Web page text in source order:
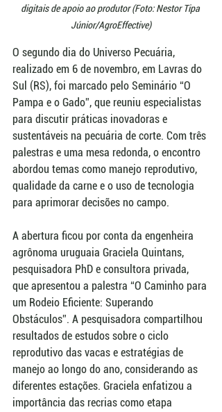
digitais de apoio ao produtor (Foto: Nestor Tipa
Júnior/AgroEffective)
O segundo dia do Universo Pecuária,
realizado em 6 de novembro, em Lavras do
Sul (RS), foi marcado pelo Seminário “O
Pampa e o Gado”, que reuniu especialistas
para discutir práticas inovadoras e
sustentáveis na pecuária de corte. Com três
palestras e uma mesa redonda, o encontro
abordou temas como manejo reprodutivo,
qualidade da carne e o uso de tecnologia
para aprimorar decisões no campo.
A abertura ficou por conta da engenheira
agrônoma uruguaia Graciela Quintans,
pesquisadora PhD e consultora privada,
que apresentou a palestra “O Caminho para
um Rodeio Eficiente: Superando
Obstáculos”. A pesquisadora compartilhou
resultados de estudos sobre o ciclo
reprodutivo das vacas e estratégias de
manejo ao longo do ano, considerando as
diferentes estações. Graciela enfatizou a
importância das recrias como etapa